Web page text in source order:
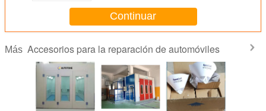
Continuar
Más Accesorios para la reparación de automóviles